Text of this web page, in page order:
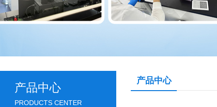
产品中心
PRODUCTS CENTER
产品中心